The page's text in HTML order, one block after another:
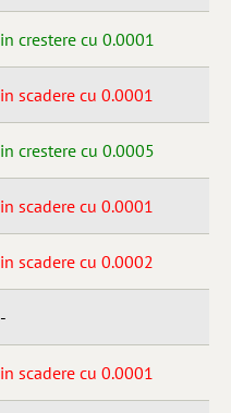
in crestere cu 0.0001
in scadere cu 0.0001
in crestere cu 0.0005
in scadere cu 0.0001
in scadere cu 0.0002
-
in scadere cu 0.0001